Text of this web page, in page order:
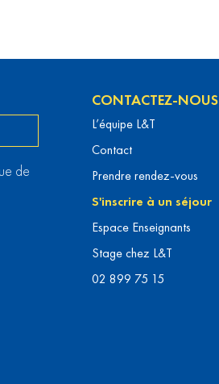
de
CONTACTEZ-NOUS
L’équipe L&T
Contact
Prendre rendez-vous
S'inscrire à un séjour
Espace Enseignants
Stage chez L&T
02 899 75 15